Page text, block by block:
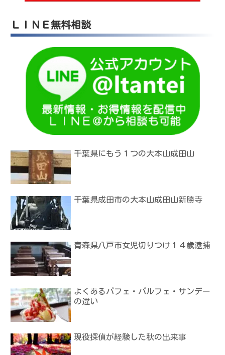
ＬＩＮＥ無料相談
千葉県にもう１つの大本山成田山
千葉県成田市の大本山成田山新勝寺
青森県八戸市女児切りつけ１４歳逮捕
よくあるパフェ・パルフェ・サンデー
の違い
現役探偵が経験した秋の出来事